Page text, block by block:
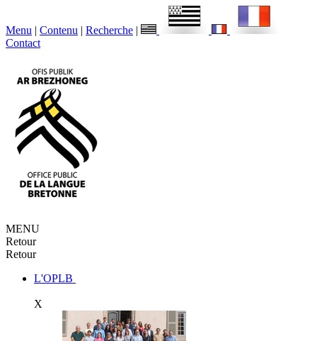
Menu | Contenu | Recherche |
Contact
MENU
Retour
Retour
L'OPLB
X